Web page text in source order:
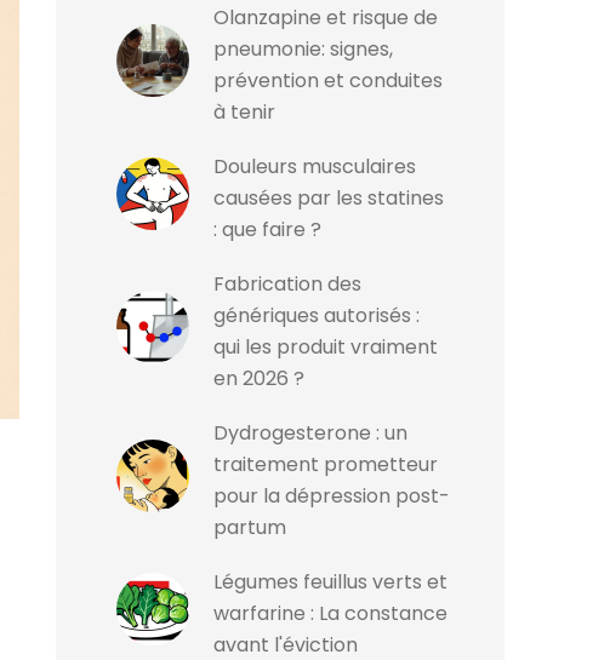
Olanzapine et risque de
pneumonie: signes,
prévention et conduites
à tenir
Douleurs musculaires
causées par les statines
: que faire ?
Fabrication des
génériques autorisés :
qui les produit vraiment
en 2026 ?
Dydrogesterone : un
traitement prometteur
pour la dépression post-
partum
Légumes feuillus verts et
warfarine : La constance
avant l'éviction